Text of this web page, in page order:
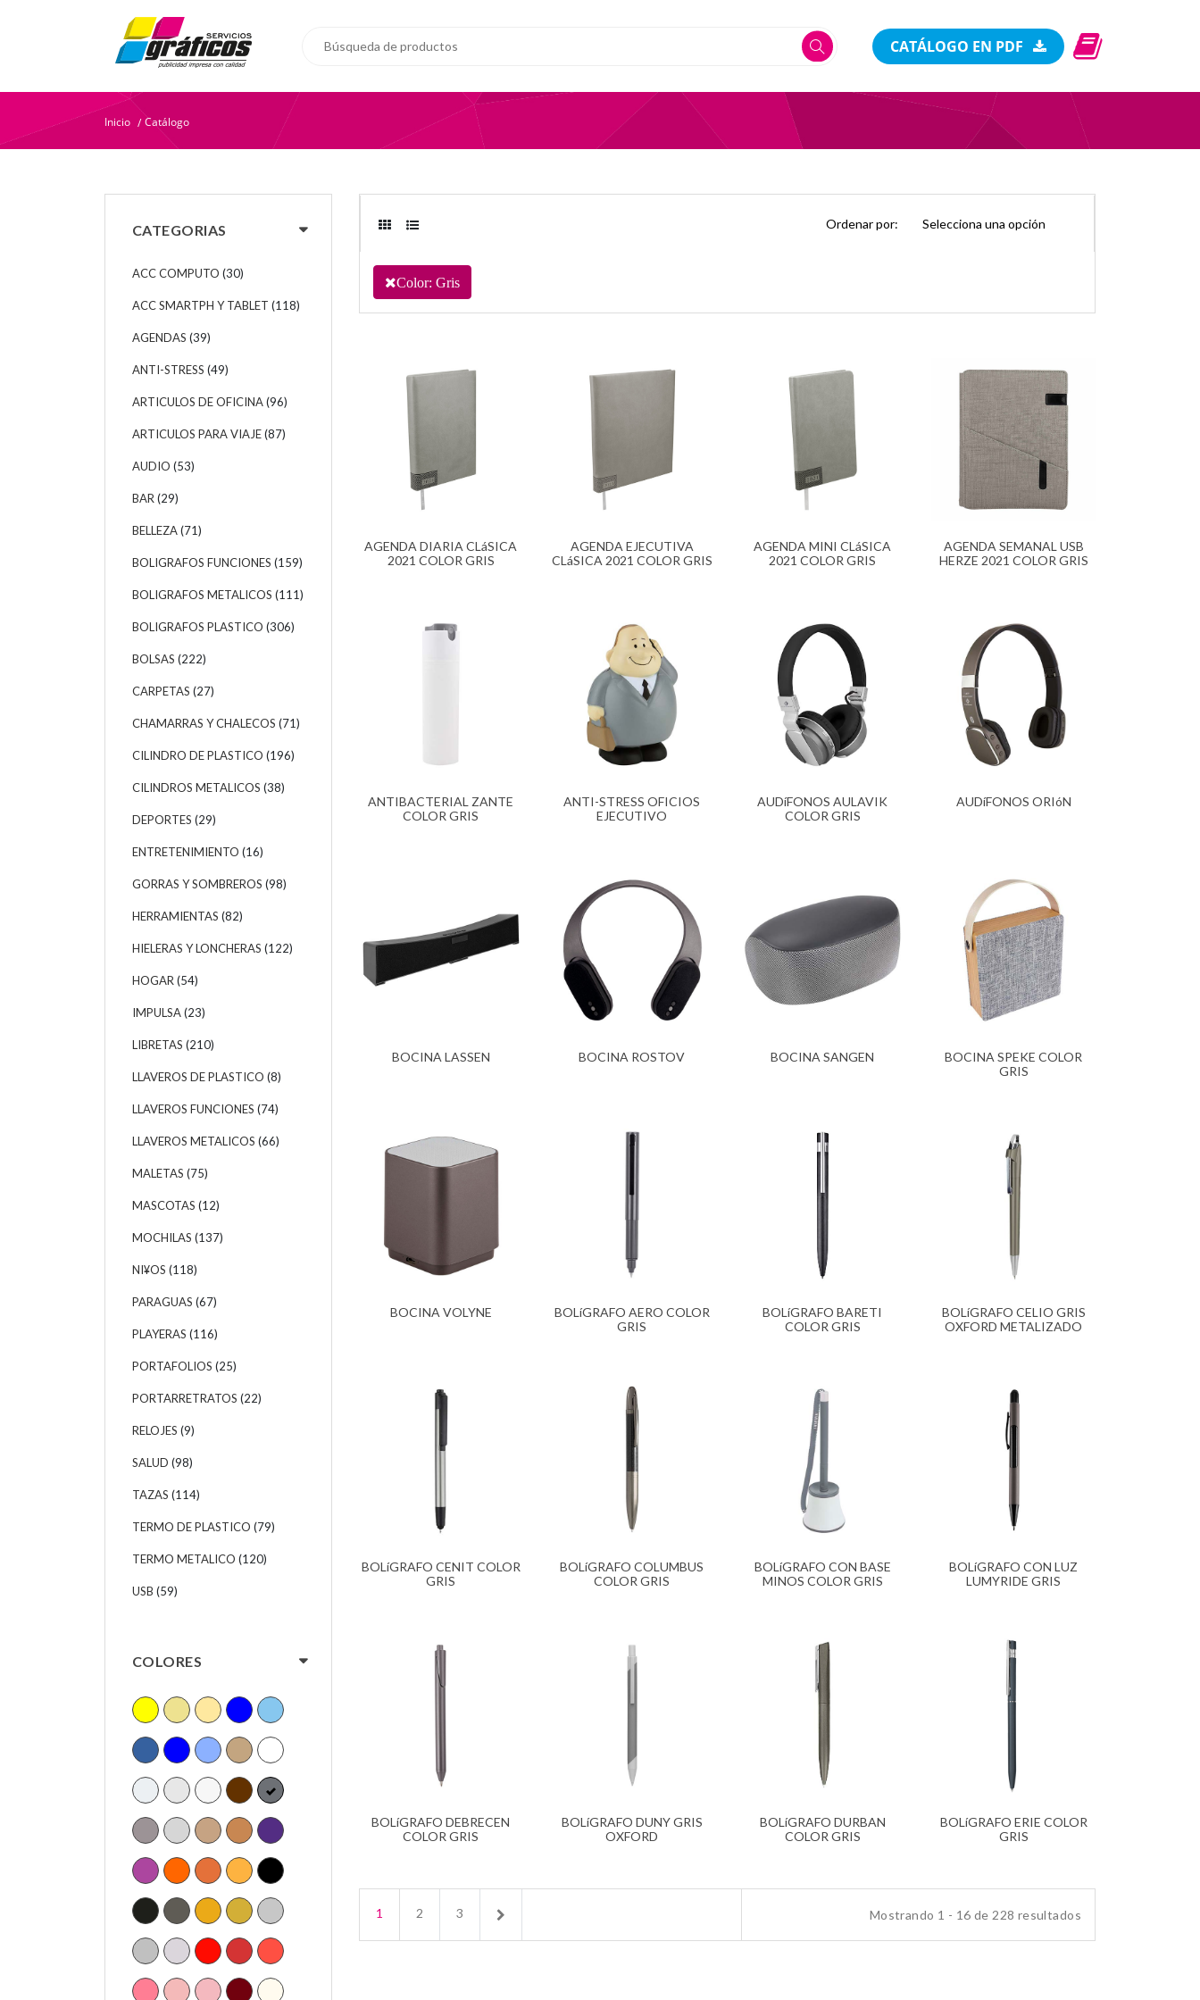
CATÁLOGO EN PDF
Inicio / Catálogo
CATEGORIAS
ACC COMPUTO (30)
ACC SMARTPH Y TABLET (118)
AGENDAS (39)
ANTI-STRESS (49)
ARTICULOS DE OFICINA(96)
ARTICULOS PARA VIAJE(87)
AUDIO (53)
BAR (29)
BELLEZA(71)
BOLIGRAFOS FUNCIONES (159)
BOLIGRAFOS METALICOS (111)
BOLIGRAFOS PLASTICO (306)
BOLSAS (222)
CARPETAS (27)
CHAMARRAS Y CHALECOS (71)
CILINDRO DE PLASTICO (196)
CILINDROS METALICOS (38)
DEPORTES (29)
ENTRETENIMIENTO (16)
GORRAS Y SOMBREROS (98)
HERRAMIENTAS (82)
HIELERAS Y LONCHERAS (122)
HOGAR (54)
IMPULSA(23)
LIBRETAS (210)
LLAVEROS DE PLASTICO (8)
LLAVEROS FUNCIONES (74)
LLAVEROS METALICOS (66)
MALETAS (75)
MASCOTAS (12)
MOCHILAS (137)
NI¥OS (118)
PARAGUAS (67)
PLAYERAS (116)
PORTAFOLIOS (25)
PORTARRETRATOS (22)
RELOJES (9)
SALUD (98)
TAZAS (114)
TERMO DE PLASTICO (79)
TERMO METALICO (120)
USB (59)
COLORES
Ordenar por:
Color: Gris
AGENDA DIARIA CLáSICA
2021 COLOR GRIS
AGENDA EJECUTIVA
CLáSICA 2021 COLOR GRIS
AGENDA MINI CLáSICA
2021 COLOR GRIS
AGENDA SEMANAL USB
HERZE 2021 COLOR GRIS
ANTIBACTERIAL ZANTE
COLOR GRIS
ANTI-STRESS OFICIOS
EJECUTIVO
AUDíFONOS AULAVIK
COLOR GRIS
AUDíFONOS ORIóN
BOCINA LASSEN BOCINA ROSTOV BOCINA SANGEN
BOCINA SPEKE COLOR
GRIS
BOCINA VOLYNE
BOLíGRAFO AERO COLOR
GRIS
BOLíGRAFO BARETI
COLOR GRIS
BOLíGRAFO CELIO GRIS
OXFORD METALIZADO
BOLíGRAFO CENIT COLOR
GRIS
BOLíGRAFO COLUMBUS
COLOR GRIS
BOLíGRAFO CON BASE
MINOS COLOR GRIS
BOLíGRAFO CON LUZ
LUMYRIDE GRIS
BOLíGRAFO DEBRECEN
COLOR GRIS
BOLíGRAFO DUNY GRIS
OXFORD
BOLíGRAFO DURBAN
COLOR GRIS
BOLíGRAFO ERIE COLOR
GRIS
1 2 3 Mostrando 1 - 16 de 228 resultados